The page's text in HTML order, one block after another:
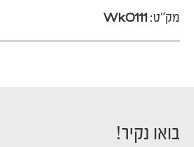
מק"ט: Wk0111
בואו נקיר!